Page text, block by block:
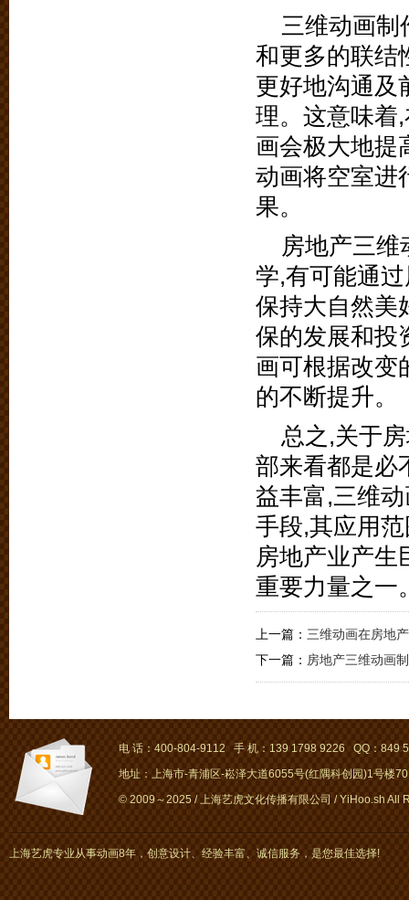
三维动画制
和更多的联结
更好地沟通及
理。这意味着
画会极大地提
动画将空室进
果。
房地产三维
学,有可能通
保持大自然美
保的发展和投
画可根据改变
的不断提升。
总之,关于
部来看都是必
益丰富,三维
手段,其应用
房地产业产生
重要力量之一
上一篇： 三维动画在房地
下一篇： 房地产三维动画
电 话：400-804-9112 手 机：139 1798 9226 QQ：849
地址：上海市-青浦区-崧泽大道6055号(红隅科创园)1号楼
© 2009～2025 / 上海艺虎文化传播有限公司 / YiHoo.sh All
上海艺虎专业从事动画8年，创意设计、经验丰富、诚信服务，是您最佳选择!